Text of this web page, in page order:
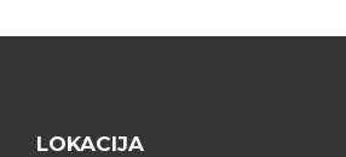
LOKACIJA